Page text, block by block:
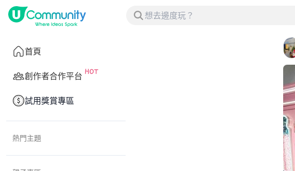
首頁
創作者合作平台
試用獎賞專區
熱門主題